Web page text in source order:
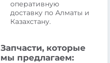
оперативную
доставку по Алматы и
Казахстану.
Запчасти, которые
мы предлагаем: